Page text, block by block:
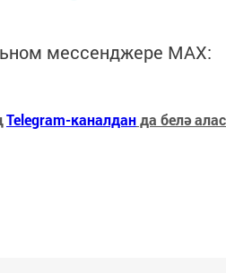
мессенджере MАХ:
Telegram-каналданда белә